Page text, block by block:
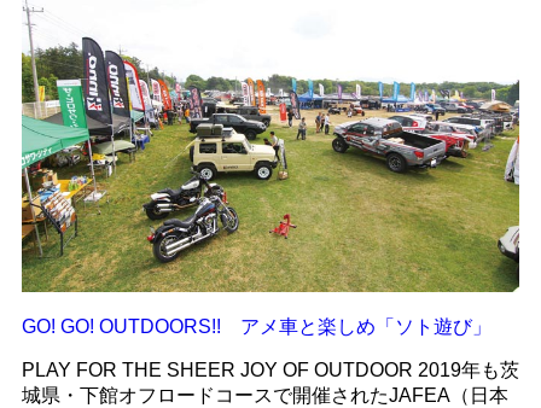
GO! GO! OUTDOORS!! アメ車と楽しめ「ソト遊び」
PLAY FOR THE SHEER JOY OF OUTDOOR 2019年も茨
城県・下館オフロードコースで開催されたJAFEA（日本